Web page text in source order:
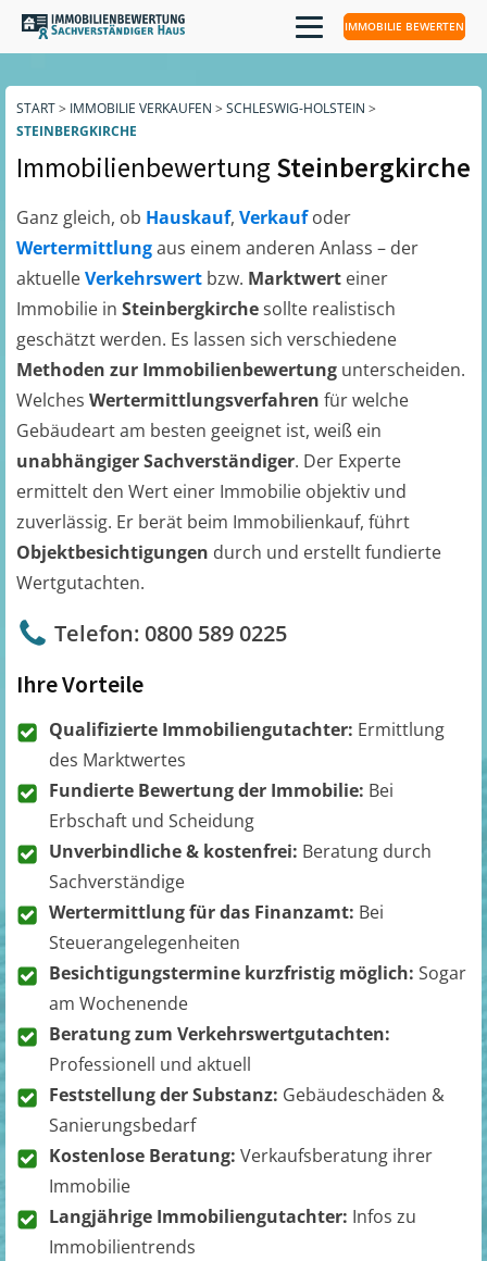
IMMOBILIE BEWERTEN
START> IMMOBILIE VERKAUFEN > SCHLESWIG-HOLSTEIN >
STEINBERGKIRCHE
ImmobilienbewertungSteinbergkirche
Ganz gleich, ob Hauskauf, Verkaufoder
Wertermittlungaus einem anderen Anlass – der
aktuelleVerkehrswert bzw. Marktwert einer
Immobilie in Steinbergkirchesollte realistisch
geschätzt werden. Es lassen sich verschiedene
Methoden zur Immobilienbewertung unterscheiden.
Welches Wertermittlungsverfahren für welche
Gebäudeart am besten geeignet ist, weiß ein
unabhängiger Sachverständiger. Der Experte
ermittelt den Wert einer Immobilie objektiv und
zuverlässig. Er berät beim Immobilienkauf, führt
Objektbesichtigungen durch und erstellt fundierte
Wertgutachten.
Telefon: 0800 589 0225
Ihre Vorteile
Qualifizierte Immobiliengutachter: Ermittlung
des Marktwertes
Fundierte Bewertung der Immobilie: Bei
Erbschaft und Scheidung
Unverbindliche & kostenfrei: Beratung durch
Sachverständige
Wertermittlung für das Finanzamt: Bei
Steuerangelegenheiten
Besichtigungstermine kurzfristig möglich: Sogar
am Wochenende
Beratung zum Verkehrswertgutachten:
Professionell und aktuell
Feststellung der Substanz: Gebäudeschäden &
Sanierungsbedarf
Kostenlose Beratung: Verkaufsberatung ihrer
Immobilie
Langjährige Immobiliengutachter: Infos zu
Immobilientrends